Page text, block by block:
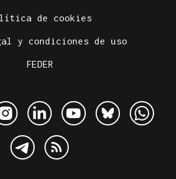
de cookies
y condiciones de uso
FEDER